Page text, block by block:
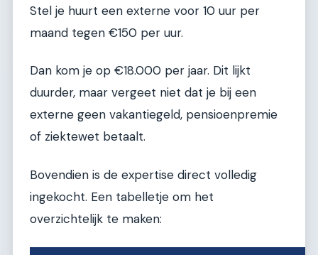
Stel je huurt een externe voor 10 uur per
maand tegen €150 per uur.
Dan kom je op €18.000 per jaar. Dit lijkt
duurder, maar vergeet niet dat je bij een
externe geen vakantiegeld, pensioenpremie
of ziektewet betaalt.
Bovendien is de expertise direct volledig
ingekocht. Een tabelletje om het
overzichtelijk te maken: